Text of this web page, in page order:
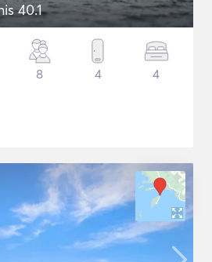
40.1
8 4 4